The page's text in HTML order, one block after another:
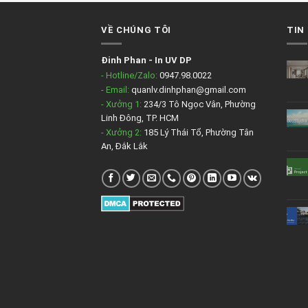
VỀ CHÚNG TÔI
Đinh Phan - In UV DP
- Hotline/Zalo: 0947.98.0022
- Email: quanlv.dinhphan@gmail.com
- Xưởng 1: 234/3 Tô Ngọc Vân, Phường
Linh Đông, TP. HCM
- Xưởng 2: 185 Lý Thái Tổ, Phường Tân
An, Đắk Lắk
TIN